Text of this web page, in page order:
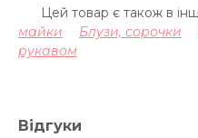
Цей товар є також в
майки
Блузи, сорочки
рукавом
Відгуки